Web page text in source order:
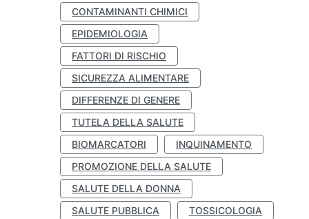
CONTAMINANTI CHIMICI
EPIDEMIOLOGIA
FATTORI DI RISCHIO
SICUREZZA ALIMENTARE
DIFFERENZE DI GENERE
TUTELA DELLA SALUTE
BIOMARCATORI
INQUINAMENTO
PROMOZIONE DELLA SALUTE
SALUTE DELLA DONNA
SALUTE PUBBLICA
TOSSICOLOGIA